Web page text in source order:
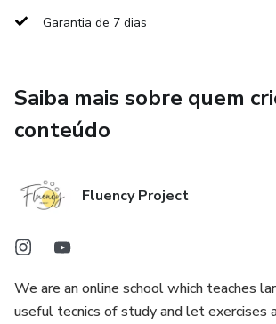
eficientes, um plano claro para evoluir
Garantia de 7 dias
Saiba mais sobre quem
conteúdo
Fluency Project
We are an online school which teaches
useful tecnics of study and let exercises